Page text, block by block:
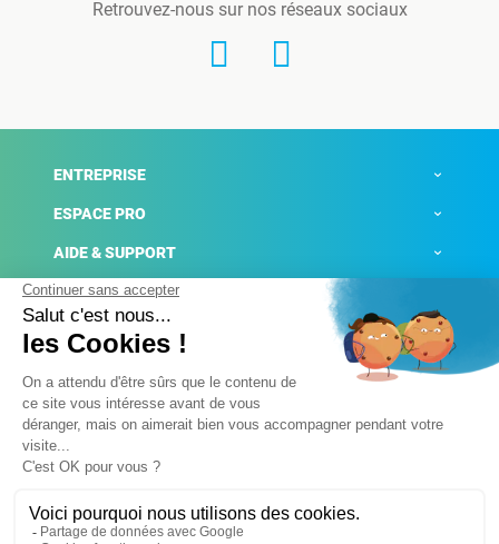
Retrouvez-nous sur nos réseaux sociaux
ENTREPRISE
ESPACE PRO
AIDE & SUPPORT
ACTUALITÉS
Mentions légales
Conditions générales de ventes